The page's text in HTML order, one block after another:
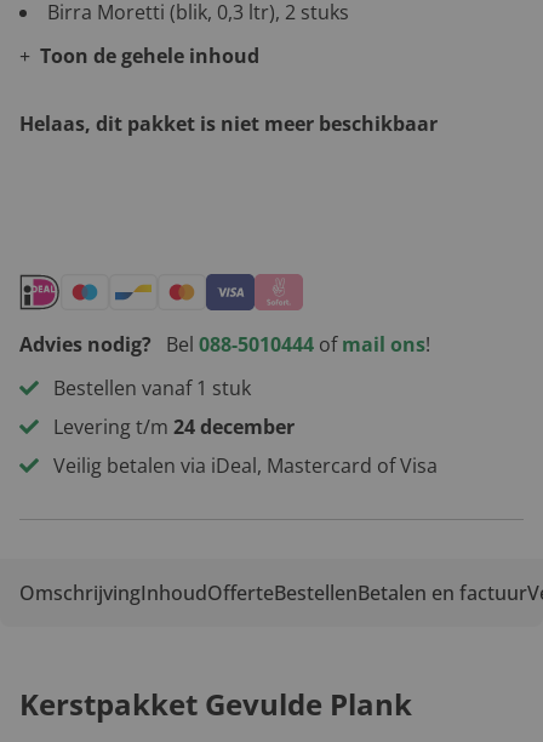
Birra Moretti (blik, 0,3 ltr), 2 stuks
Toon de gehele inhoud
Helaas, dit pakket is niet meer beschikbaar
Advies nodig? Bel 088-5010444 ofmail ons!
Bestellen vanaf 1 stuk
Levering t/m 24 december
Veilig betalen via iDeal, Mastercard of Visa
OmschrijvingInhoudOfferteBestellenBetalen en factuur
Kerstpakket Gevulde Plank